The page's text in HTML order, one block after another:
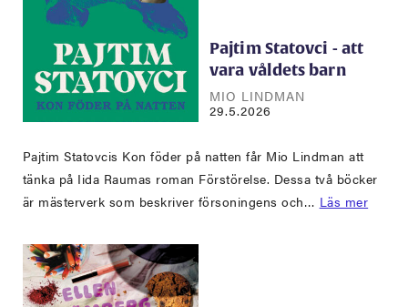
Pajtim Statovci - att
vara våldets barn
MIO LINDMAN
29.5.2026
Pajtim Statovcis Kon föder på natten får Mio Lindman att
tänka på Iida Raumas roman Förstörelse. Dessa två böcker
är mästerverk som beskriver försoningens och… Läs mer